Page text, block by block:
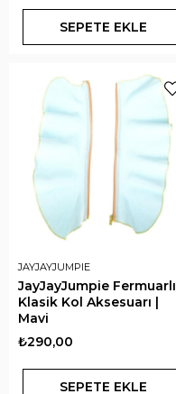
SEPETE EKLE
JAYJAYJUMPIE
JayJayJumpie Fermuarlı
Klasik Kol Aksesuarı |
Mavi
₺290,00
SEPETE EKLE